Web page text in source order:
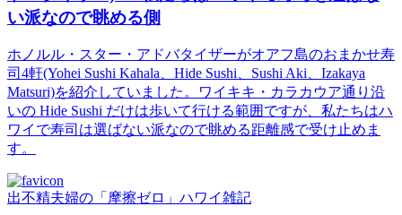
い派なので眺める側
ホノルル・スター・アドバタイザーがオアフ島のおまかせ寿
司4軒(Yohei Sushi Kahala、Hide Sushi、Sushi Aki、Izakaya
Matsuri)を紹介していました。ワイキキ・カラカウア通り沿
いの Hide Sushi だけは歩いて行ける範囲ですが、私たちはハ
ワイで寿司は選ばない派なので眺める距離感で受け止めま
す。
出不精夫婦の「摩擦ゼロ」ハワイ雑記